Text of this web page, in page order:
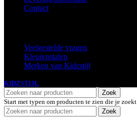
Contact
Veelgestelde vragen
Kleurenstalen
Merken van Kidzstijl
KIDZSTIJL
Zoek
Start met typen om producten te zien die je zoekt.
Zoek